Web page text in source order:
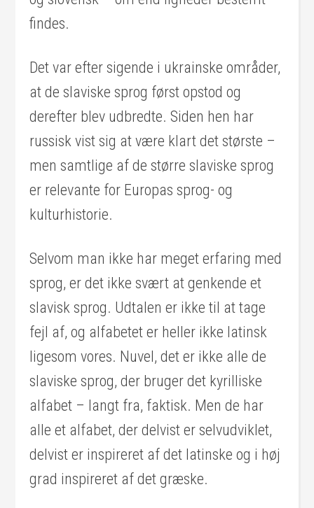
findes.
Det var efter sigende i ukrainske områder,
at de slaviske sprog først opstod og
derefter blev udbredte. Siden hen har
russisk vist sig at være klart det største –
men samtlige af de større slaviske sprog
er relevante for Europas sprog- og
kulturhistorie.
Selvom man ikke har meget erfaring med
sprog, er det ikke svært at genkende et
slavisk sprog. Udtalen er ikke til at tage
fejl af, og alfabetet er heller ikke latinsk
ligesom vores. Nuvel, det er ikke alle de
slaviske sprog, der bruger det kyrilliske
alfabet – langt fra, faktisk. Men de har
alle et alfabet, der delvist er selvudviklet,
delvist er inspireret af det latinske og i høj
grad inspireret af det græske.